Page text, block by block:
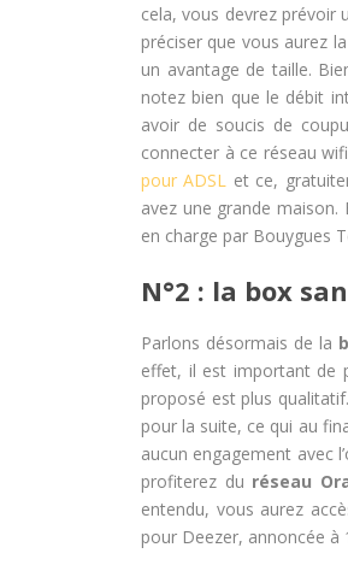
cela, vous devrez prévoir
préciser que vous aurez
un avantage de taille.
notez bien que le débit
avoir de soucis de
connecter à ce réseau
pour ADSL et ce,
avez une grande maison.
en charge par Bouygues
N°2 : la box
Parlons désormais de la
effet, il est important de
proposé est plus
pour la suite, ce qui au
aucun engagement avec
profiterez du réseau
entendu, vous aurez
pour Deezer, annoncée à